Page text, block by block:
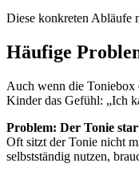
Diese konkreten Abläufe
Häufige
Auch wenn die Toniebox
Kinder das Gefühl: „Ich
Problem: Der Tonie
Oft sitzt der Tonie nicht
selbstständig nutzen,